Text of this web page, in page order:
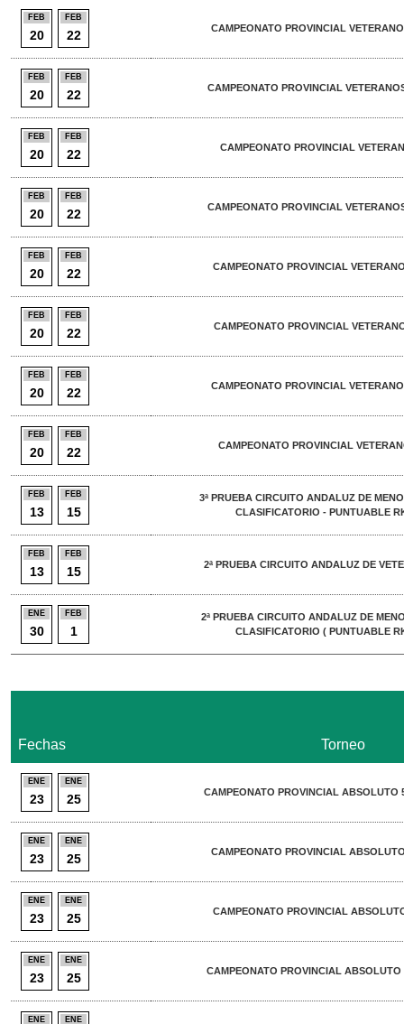
FEB
20
FEB
22 CAMPEONATO PROVINCIAL
FEB
20
FEB
22 CAMPEONATO PROVINCIAL
FEB
20
FEB
22 CAMPEONATO PROVINCIAL
FEB
20
FEB
22 CAMPEONATO PROVINCIAL
FEB
20
FEB
22 CAMPEONATO PROVINCIAL
FEB
20
FEB
22 CAMPEONATO PROVINCIAL
FEB
20
FEB
22 CAMPEONATO PROVINCIAL
FEB
20
FEB
22 CAMPEONATO PROVINCIAL
FEB
13
FEB
15
3ª PRUEBA CIRCUITO ANDALUZ DE
CLASIFICATORIO - PUNTUABLE
FEB
13
FEB
15 2ª PRUEBA CIRCUITO ANDALUZ DE
ENE
30
FEB
1
2ª PRUEBA CIRCUITO ANDALUZ DE
CLASIFICATORIO ( PUNTUABLE
Fechas Torneo
ENE
23
ENE
25 CAMPEONATO PROVINCIAL ABSOLUTO
ENE
23
ENE
25 CAMPEONATO PROVINCIAL
ENE
23
ENE
25 CAMPEONATO PROVINCIAL
ENE
23
ENE
25 CAMPEONATO PROVINCIAL ABSOLUTO
ENE ENE